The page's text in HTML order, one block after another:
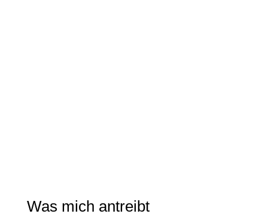
Was mich antreibt